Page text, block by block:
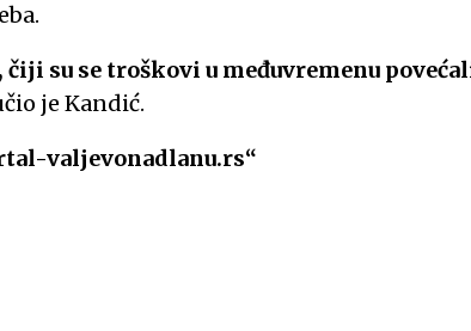
su se troškovi u međuvremenu
je Kandić.
valjevonadlanu.rs“